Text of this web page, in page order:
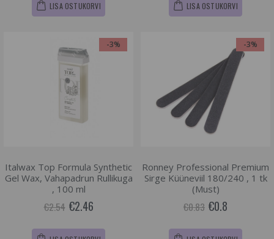
LISA OSTUKORVI LISA OSTUKORVI
-3%
Italwax Top Formula Synthetic
Gel Wax, Vahapadrun Rullikuga
, 100 ml
€2.54 €2.46
-3%
Ronney Professional Premium
Sirge Küüneviil 180/240 , 1 tk
(Must)
€0.83 €0.8